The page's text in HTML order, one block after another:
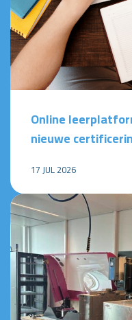
Online
nieuwe
17 JUL 2026